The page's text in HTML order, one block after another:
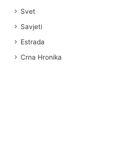
Svet
Savjeti
Estrada
Crna Hronika